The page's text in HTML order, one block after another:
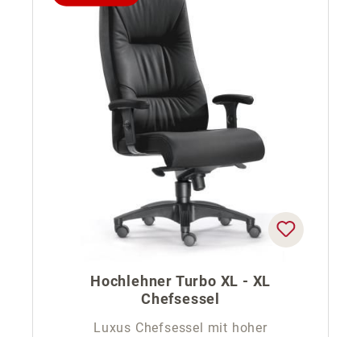
Hochlehner Turbo XL - XL
Chefsessel
Luxus Chefsessel mit hoher